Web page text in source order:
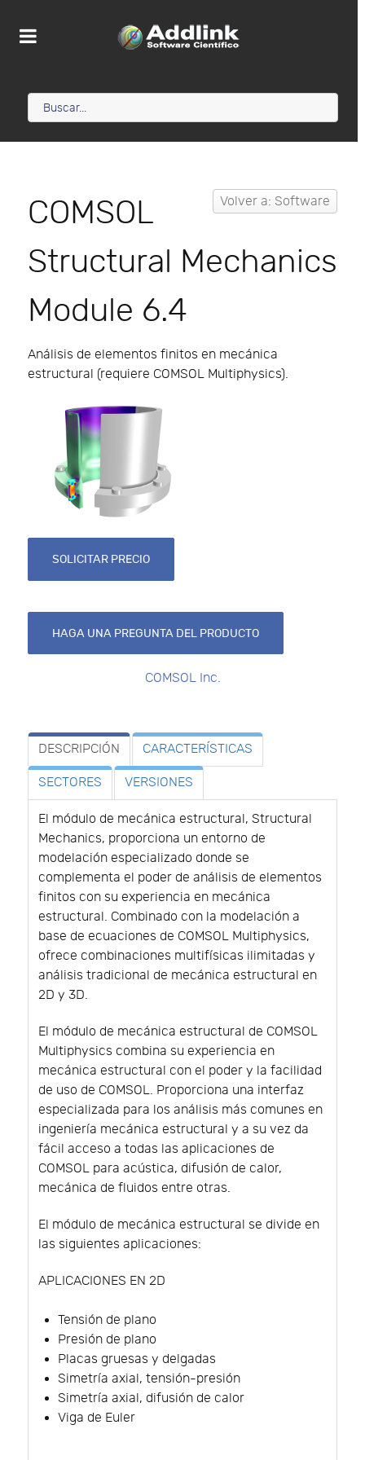
Volver a: Software
COMSOL
Structural Mechanics
Module 6.4
Análisis de elementos finitos en mecánica
estructural (requiere COMSOL Multiphysics).
SOLICITAR PRECIO
HAGA UNA PREGUNTA DEL PRODUCTO
COMSOL Inc.
DESCRIPCIÓN CARACTERÍSTICAS
SECTORES VERSIONES
El módulo de mecánica estructural, Structural
Mechanics, proporciona un entorno de
modelación especializado donde se
complementa el poder de análisis de elementos
finitos con su experiencia en mecánica
estructural. Combinado con la modelación a
base de ecuaciones de COMSOL Multiphysics,
ofrece combinaciones multifísicas ilimitadas y
análisis tradicional de mecánica estructural en
2D y 3D.
El módulo de mecánica estructural de COMSOL
Multiphysics combina su experiencia en
mecánica estructural con el poder y la facilidad
de uso de COMSOL. Proporciona una interfaz
especializada para los análisis más comunes en
ingeniería mecánica estructural y a su vez da
fácil acceso a todas las aplicaciones de
COMSOL para acústica, difusión de calor,
mecánica de fluidos entre otras.
El módulo de mecánica estructural se divide en
las siguientes aplicaciones:
APLICACIONES EN 2D
Tensión de plano
Presión de plano
Placas gruesas y delgadas
Simetría axial, tensión-presión
Simetría axial, difusión de calor
Viga de Euler